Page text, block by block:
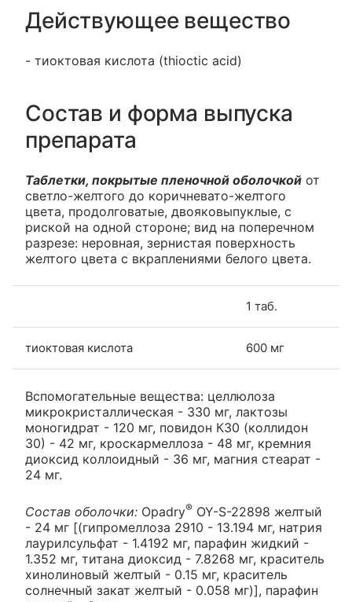
Действующее вещество
- тиоктовая кислота (thioctic acid)
Состав и форма выпуска
препарата
Таблетки, покрытые пленочной оболочкой от
светло-желтого до коричневато-желтого
цвета, продолговатые, двояковыпуклые, с
риской на одной стороне; вид на поперечном
разрезе: неровная, зернистая поверхность
желтого цвета с вкраплениями белого цвета.
1 таб.
тиоктовая кислота 600 мг
Вспомогательные вещества: целлюлоза
микрокристаллическая - 330 мг, лактозы
моногидрат - 120 мг, повидон К30 (коллидон
30) - 42 мг, кроскармеллоза - 48 мг, кремния
диоксид коллоидный - 36 мг, магния стеарат -
24 мг.
Состав оболочки: Opadry® OY-S-22898 желтый
- 24 мг [(гипромеллоза 2910 - 13.194 мг, натрия
лаурилсульфат - 1.4192 мг, парафин жидкий -
1.352 мг, титана диоксид - 7.8268 мг, краситель
хинолиновый желтый - 0.15 мг, краситель
солнечный закат желтый - 0.058 мг)], парафин